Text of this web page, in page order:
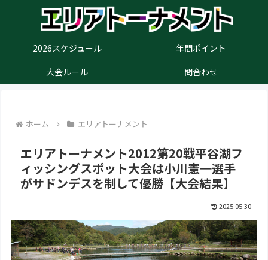
2026スケジュール
年間ポイント
大会ルール
問合わせ
ホーム エリアトーナメント
エリアトーナメント2012第20戦平谷湖フ
ィッシングスポット大会は小川憲一選手
がサドンデスを制して優勝【大会結果】
2025.05.30